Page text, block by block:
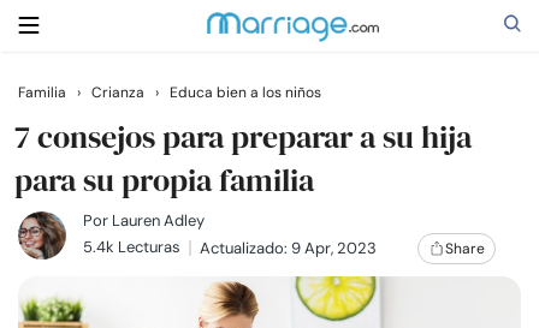
Buscar
Casarse
Relaciones
Familia › Crianza › Educa bien a los niños
7 consejos para preparar a su hija
para su propia familia
Por Lauren Adley
5.4k Lecturas
Actualizado: 9 Apr, 2023 Share